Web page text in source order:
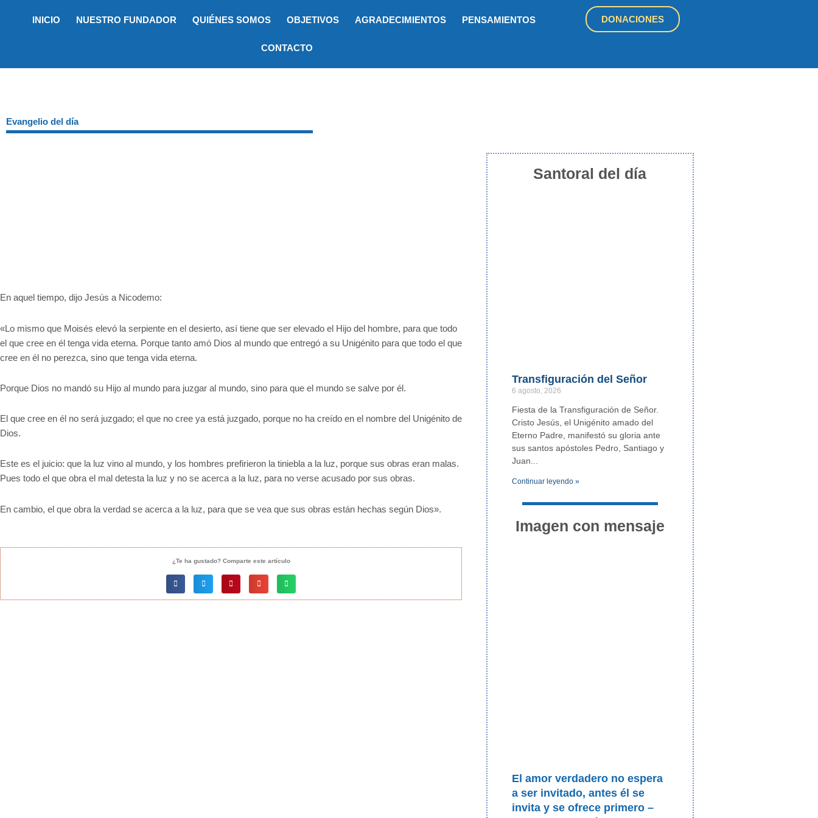
INICIO NUESTRO FUNDADOR QUIÉNES SOMOS OBJETIVOS AGRADECIMIENTOS PENSAMIENTOS
CONTACTO
DONACIONES
Evangelio del día
En aquel tiempo, dijo Jesús a Nicodemo:
«Lo mismo que Moisés elevó la serpiente en el desierto, así tiene que ser elevado el Hijo del hombre, para que todo
el que cree en él tenga vida eterna. Porque tanto amó Dios al mundo que entregó a su Unigénito para que todo el que
cree en él no perezca, sino que tenga vida eterna.
Porque Dios no mandó su Hijo al mundo para juzgar al mundo, sino para que el mundo se salve por él.
El que cree en él no será juzgado; el que no cree ya está juzgado, porque no ha creído en el nombre del Unigénito de
Dios.
Este es el juicio: que la luz vino al mundo, y los hombres prefirieron la tiniebla a la luz, porque sus obras eran malas.
Pues todo el que obra el mal detesta la luz y no se acerca a la luz, para no verse acusado por sus obras.
En cambio, el que obra la verdad se acerca a la luz, para que se vea que sus obras están hechas según Dios».
¿Te ha gustado? Comparte este artículo
Santoral del día
Transfiguración del Señor
6 agosto, 2026
Fiesta de la Transfiguración de Señor.
Cristo Jesús, el Unigénito amado del
Eterno Padre, manifestó su gloria ante
sus santos apóstoles Pedro, Santiago y
Juan
Continuar leyendo »
Imagen con mensaje
El amor verdadero no espera
a ser invitado, antes él se
invita y se ofrece primero –